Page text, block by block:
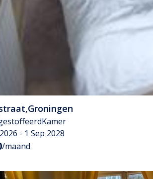
,Groningen
Kamer
- 1 Sep 2028
/maand